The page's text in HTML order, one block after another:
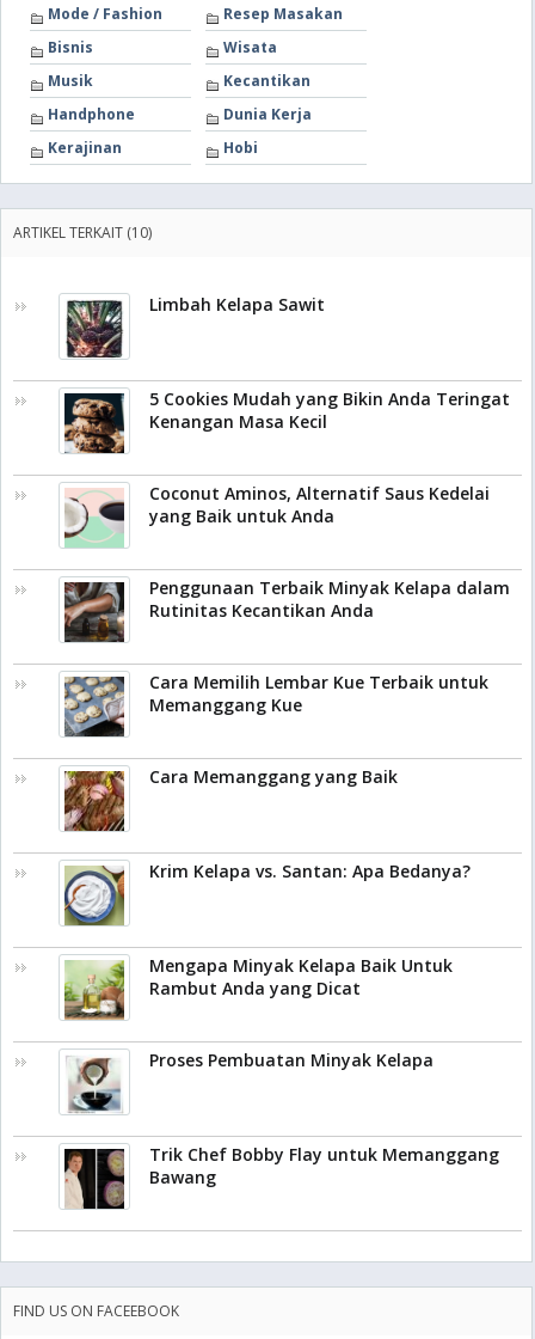
Mode / Fashion
Resep Masakan
Bisnis
Wisata
Musik
Kecantikan
Handphone
Dunia Kerja
Kerajinan
Hobi
ARTIKEL TERKAIT (10)
Limbah Kelapa Sawit
5 Cookies Mudah yang Bikin Anda Teringat
Kenangan Masa Kecil
Coconut Aminos, Alternatif Saus Kedelai
yang Baik untuk Anda
Penggunaan Terbaik Minyak Kelapa dalam
Rutinitas Kecantikan Anda
Cara Memilih Lembar Kue Terbaik untuk
Memanggang Kue
Cara Memanggang yang Baik
Krim Kelapa vs. Santan: Apa Bedanya?
Mengapa Minyak Kelapa Baik Untuk
Rambut Anda yang Dicat
Proses Pembuatan Minyak Kelapa
Trik Chef Bobby Flay untuk Memanggang
Bawang
FIND US ON FACEEBOOK